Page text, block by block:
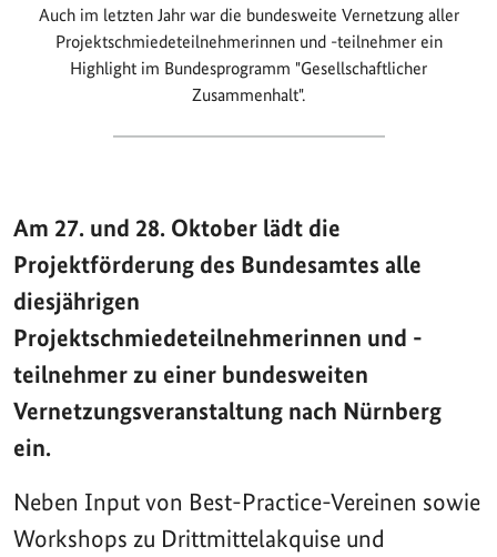
Auch im letzten Jahr war die bundesweite Vernetzung aller
Projektschmiedeteilnehmerinnen und -teilnehmer ein
Highlight im Bundesprogramm "Gesellschaftlicher
Zusammenhalt".
Am 27. und 28. Oktober lädt die
Projektförderung des Bundesamtes alle
diesjährigen
Projektschmiedeteilnehmerinnen und -
teilnehmer zu einer bundesweiten
Vernetzungsveranstaltung nach Nürnberg
ein.
Neben Input von Best-Practice-Vereinen sowie
Workshops zu Drittmittelakquise und